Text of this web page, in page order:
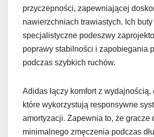
przyczepności, zapewniającej
nawierzchniach trawiastych. Ich
specjalistyczne podeszwy
poprawy stabilności i zapobiegania
podczas szybkich ruchów.
Adidas łączy komfort z wydajnością,
które wykorzystują responsywne
amortyzacji. Zapewnia to, że gracze
minimalnego zmęczenia podczas